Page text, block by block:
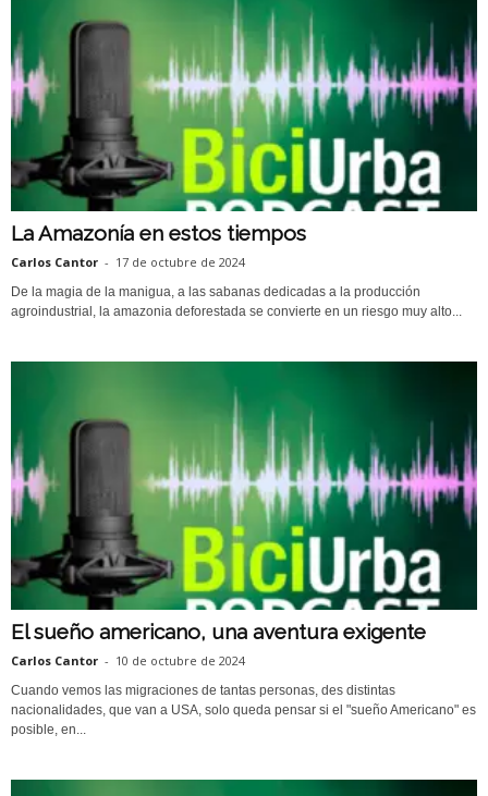
La Amazonía en estos tiempos
Carlos Cantor - 17 de octubre de 2024
De la magia de la manigua, a las sabanas dedicadas a la producción
agroindustrial, la amazonia deforestada se convierte en un riesgo muy alto...
El sueño americano, una aventura exigente
Carlos Cantor - 10 de octubre de 2024
Cuando vemos las migraciones de tantas personas, des distintas
nacionalidades, que van a USA, solo queda pensar si el "sueño Americano" es
posible, en...